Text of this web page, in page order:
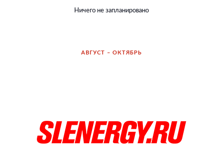
Ничего не запланировано
АВГУСТ – ОКТЯБРЬ